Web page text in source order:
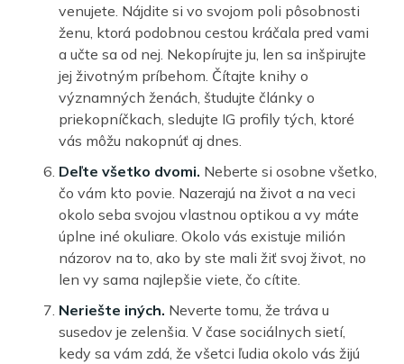
venujete. Nájdite si vo svojom poli pôsobnosti
ženu, ktorá podobnou cestou kráčala pred vami
a učte sa od nej. Nekopírujte ju, len sa inšpirujte
jej životným príbehom. Čítajte knihy o
významných ženách, študujte články o
priekopníčkach, sledujte IG profily tých, ktoré
vás môžu nakopnúť aj dnes.
Deľte všetko dvomi. Neberte si osobne všetko,
čo vám kto povie. Nazerajú na život a na veci
okolo seba svojou vlastnou optikou a vy máte
úplne iné okuliare. Okolo vás existuje milión
názorov na to, ako by ste mali žiť svoj život, no
len vy sama najlepšie viete, čo cítite.
Neriešte iných. Neverte tomu, že tráva u
susedov je zelenšia. V čase sociálnych sietí,
kedy sa vám zdá, že všetci ľudia okolo vás žijú